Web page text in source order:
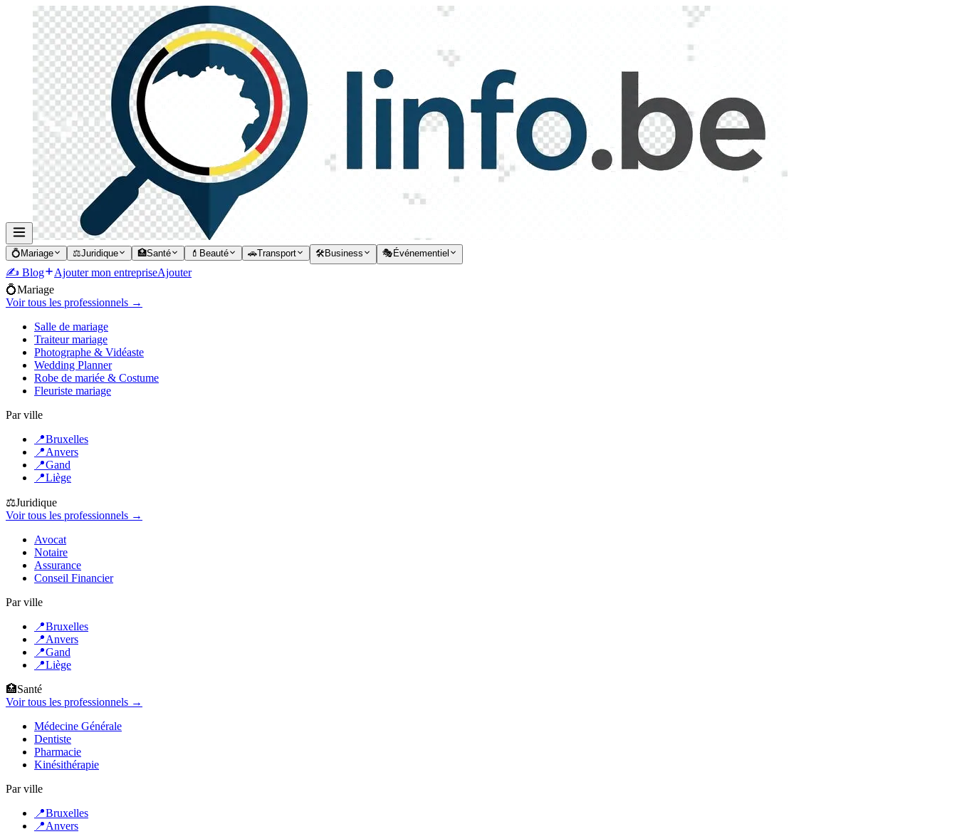
💍 Mariage ⚖️Juridique 🏥Santé 💄 Beauté 🚗Transport 🛠️Business 🎭 Événementiel
✍️ Blog Ajouter mon entrepriseAjouter
💍Mariage
Voir tous les professionnels →
Salle de mariage
Traiteur mariage
Photographe & Vidéaste
Wedding Planner
Robe de mariée & Costume
Fleuriste mariage
Par ville
📍Bruxelles
📍Anvers
📍Gand
📍Liège
⚖️Juridique
Voir tous les professionnels →
Avocat
Notaire
Assurance
Conseil Financier
Par ville
📍Bruxelles
📍Anvers
📍Gand
📍Liège
🏥Santé
Voir tous les professionnels →
Médecine Générale
Dentiste
Pharmacie
Kinésithérapie
Par ville
📍Bruxelles
📍Anvers